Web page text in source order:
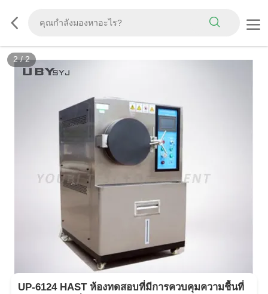
2/2
UP-6124 HAST ห้องทดสอบที่มีการควบคุมความชื้นที่